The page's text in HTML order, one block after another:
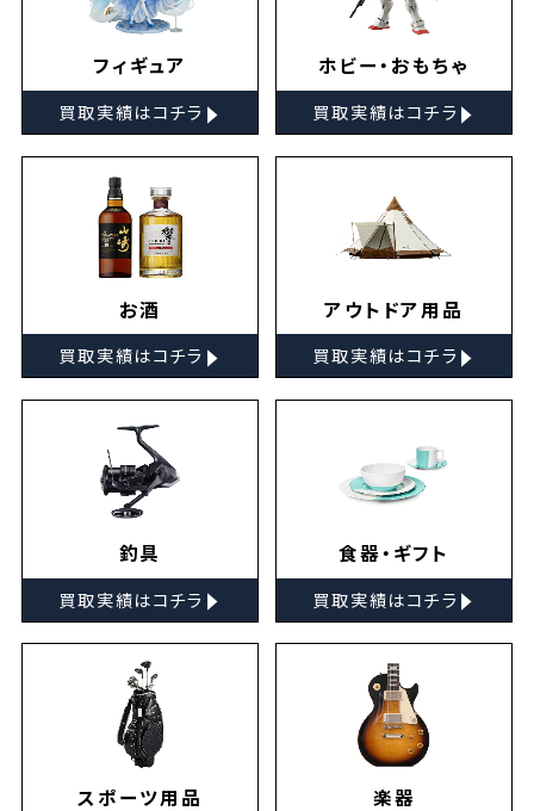
フィギュア
買取実績はコチラ ▸
ホビー・おもちゃ
買取実績はコチラ ▸
お酒
買取実績はコチラ ▸
アウトドア用品
買取実績はコチラ ▸
釣具
買取実績はコチラ ▸
食器・ギフト
買取実績はコチラ ▸
スポーツ用品 楽器